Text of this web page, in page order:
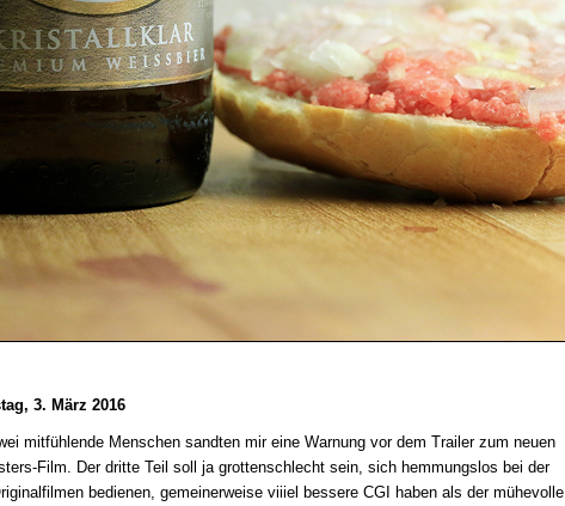
3. März 2016
mitfühlende Menschen sandten mir eine Warnung vor dem Trailer zum neuen
Film. Der dritte Teil soll ja grottenschlecht sein, sich hemmungslos bei der
bedienen, gemeinerweise viiiel bessere CGI haben als der mühevolle